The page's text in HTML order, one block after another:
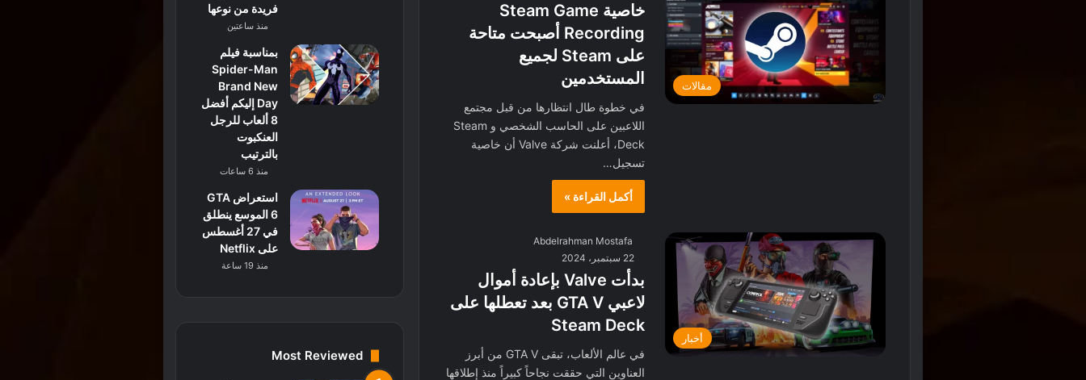
مقالات
خاصية Steam Game
Recording أصبحت متاحة
على Steam لجميع
المستخدمين
في خطوة طال انتظارها من قبل مجتمع
اللاعبين على الحاسب الشخصي و Steam
Deck، أعلنت شركة Valve أن خاصية
تسجيل…
أكمل القراءة »
أخبار
Abdelrahman Mostafa
22 سبتمبر، 2024
بدأت Valve بإعادة أموال
لاعبي GTA V بعد تعطلها على
Steam Deck
في عالم الألعاب، تبقى GTA V من أبرز
العناوين التي حققت نجاحاً كبيراً منذ إطلاقها
فريدة من نوعها
منذ ساعتين
بمناسبة فيلم
Spider-Man
Brand New
Day إليكم أفضل
8 ألعاب للرجل
العنكبوت
بالترتيب
منذ 6 ساعات
استعراض GTA
6 الموسع ينطلق
في 27 أغسطس
على Netflix
منذ 19 ساعة
Most Reviewed